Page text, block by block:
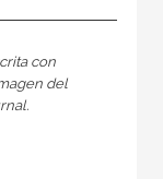
con
del